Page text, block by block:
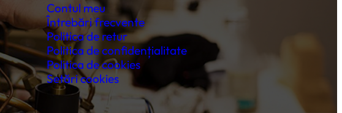
Contul meu
Întrebări frecvente
Politica de retur
Politica de confidențialitate
Politica de cookies
Setări cookies